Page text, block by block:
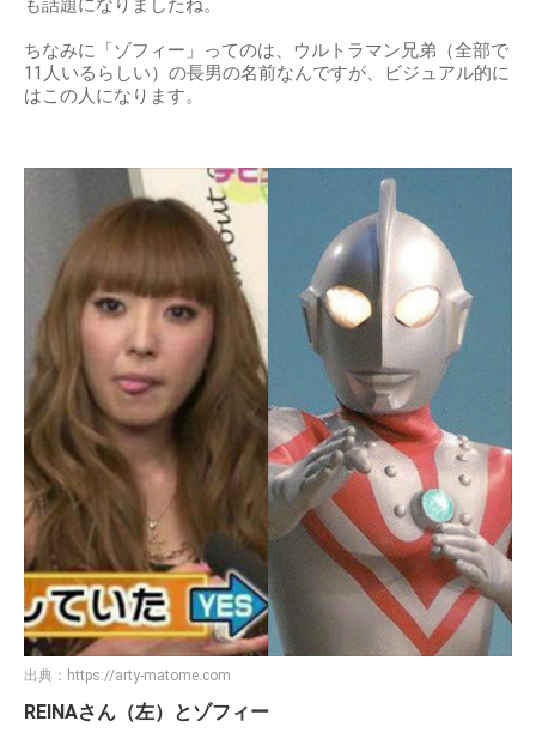
ちなみに「ゾフィー」ってのは、ウルトラマン兄弟（全部で
11人いるらしい）の長男の名前なんですが、ビジュアル的に
はこの人になります。
出典： https://arty-matome.com
REINAさん（左）とゾフィー